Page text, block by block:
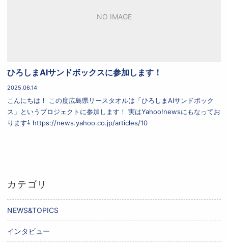
NO IMAGE
ひろしまAIサンドボックスに参加します！
2025.06.14
こんにちは！ この度広島県リースタオルは「ひろしまAIサンドボック
ス」というプロジェクトに参加します！ 実はYahoo!newsにもなってお
ります⇩ https://news.yahoo.co.jp/articles/10
カテゴリ
NEWS&TOPICS
インタビュー